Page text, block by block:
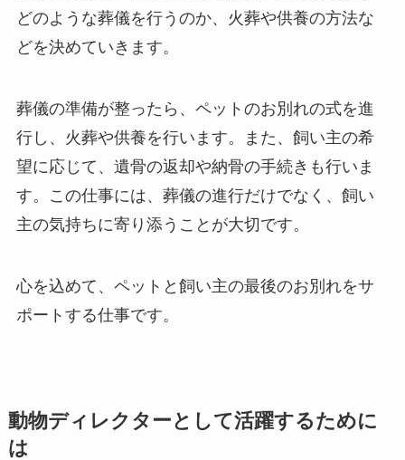
どのような葬儀を行うのか、火葬や供養の方法な
どを決めていきます。
葬儀の準備が整ったら、ペットのお別れの式を進
行し、火葬や供養を行います。また、飼い主の希
望に応じて、遺骨の返却や納骨の手続きも行いま
す。この仕事には、葬儀の進行だけでなく、飼い
主の気持ちに寄り添うことが大切です。
心を込めて、ペットと飼い主の最後のお別れをサ
ポートする仕事です。
動物ディレクターとして活躍するために
は